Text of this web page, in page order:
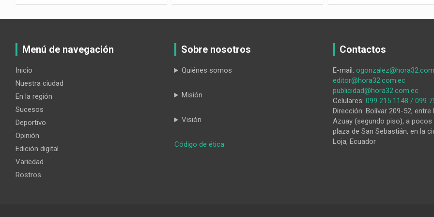
Menú de navegación
Inicio
Nuestra ciudad
En la región
Sucesos
Deportivo
Opinión
Edición digital
Variedad
Rostros
Sobre nosotros
Quiénes somos
Misión
Visión
Código de ética:
Contactos
E-mail:
editor@hora32.com.ec
publicidad@hora32.com.ec
Celulares: 099 215 1148 / 099
Dirección: Bolívar 209-52, entre
Azuay (segundo piso), a
plaza de San Sebastián, en la
Loja, Ecuador